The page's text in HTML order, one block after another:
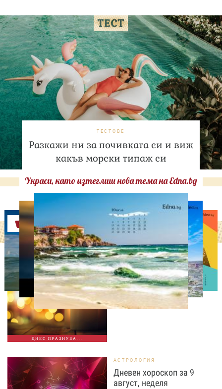
ТЕСТОВЕ
Разкажи ни за почивката си и виж
какъв морски типаж си
Украси, като изтеглиш нова тема на Edna.bg
Оферти
ДНЕС ПРАЗНУВА...
ДНЕС ПРАЗНУВАТ
Кой празнува имен ден
на 9 август
АСТРОЛОГИЯ
Дневен хороскоп за 9
август, неделя